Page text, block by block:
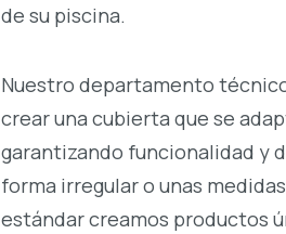
de su piscina.
Nuestro departamento
crear una cubierta que se
garantizando funcionalidad y
forma irregular o unas
estándar creamos productos